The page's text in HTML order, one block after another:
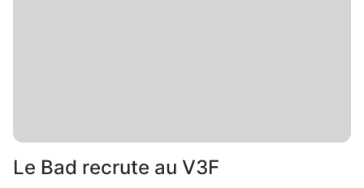
Le Bad recrute au V3F